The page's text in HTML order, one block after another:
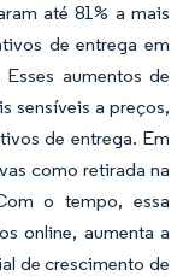
até 81% a mais
de entrega em
aumentos de
sensíveis a preços,
de entrega. Em
como retirada na
o tempo, essa
online, aumenta a
de crescimento de